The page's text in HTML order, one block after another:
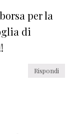
per la
di
Rispondi